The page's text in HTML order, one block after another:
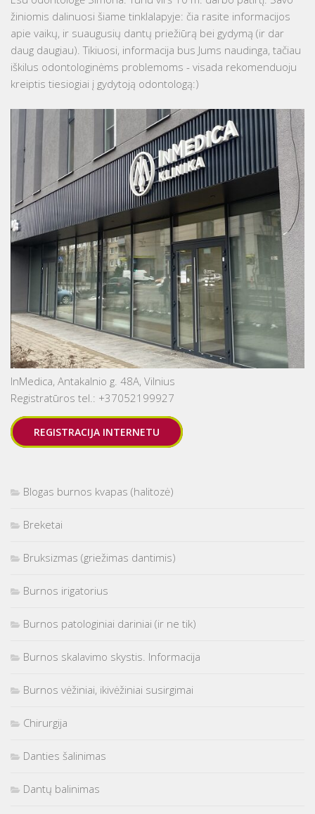
žiniomis dalinuosi šiame tinklalapyje: čia rasite informacijos
apie vaikų, ir suaugusių dantų priežiūrą bei gydymą (ir dar
daug daugiau). Tikiuosi, informacija bus Jums naudinga, tačiau
iškilus odontologinėms problemoms - visada rekomenduoju
kreiptis tiesiogiai į gydytoją odontologą:)
InMedica, Antakalnio g. 48A, Vilnius
Registratūros tel.: +37052199927
REGISTRACIJA INTERNETU
Blogas burnos kvapas (halitozė)
Breketai
Bruksizmas (griežimas dantimis)
Burnos irigatorius
Burnos patologiniai dariniai (ir ne tik)
Burnos skalavimo skystis. Informacija
Burnos vėžiniai, ikivėžiniai susirgimai
Chirurgija
Danties šalinimas
Dantų balinimas